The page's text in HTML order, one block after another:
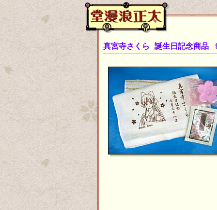
真宮寺さくら 誕生日記念商品